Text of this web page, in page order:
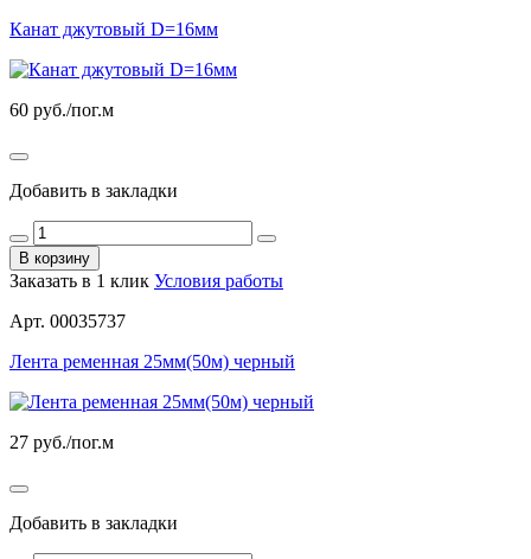
Канат джутовый D=16мм
60 руб./пог.м
Добавить в закладки
В корзину
Заказать в 1 клик Условия работы
Арт. 00035737
Лента ременная 25мм(50м) черный
27 руб./пог.м
Добавить в закладки